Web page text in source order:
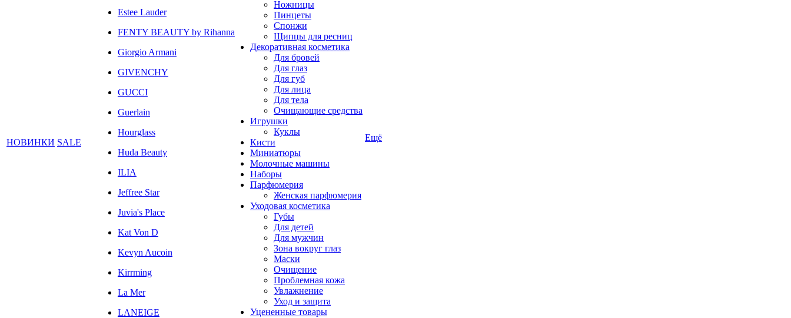
НОВИНКИ SALE
Estee Lauder
FENTY BEAUTY by Rihanna
Giorgio Armani
GIVENCHY
GUCCI
Guerlain
Hourglass
Huda Beauty
ILIA
Jeffree Star
Juvia's Place
Kat Von D
Kevyn Aucoin
Kirrming
La Mer
LANEIGE
Ножницы
Пинцеты
Спонжи
Щипцы для ресниц
Декоративная косметика
Для бровей
Для глаз
Для губ
Для лица
Для тела
Очищающие средства
Игрушки
Куклы
Кисти
Миниатюры
Молочные машины
Наборы
Парфюмерия
Женская парфюмерия
Уходовая косметика
Губы
Для детей
Для мужчин
Зона вокруг глаз
Маски
Очищение
Проблемная кожа
Увлажнение
Уход и защита
Уцененные товары
Ещё